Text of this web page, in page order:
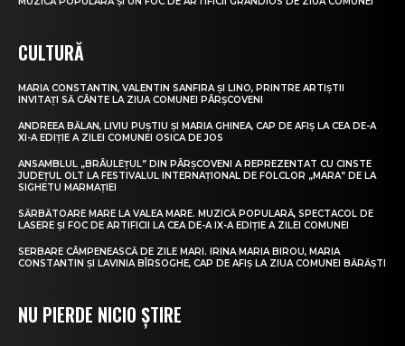
CULTURĂ
MARIA CONSTANTIN, VALENTIN SANFIRA ȘI LINO, PRINTRE ARTIȘTII
INVITAȚI SĂ CÂNTE LA ZIUA COMUNEI PÂRȘCOVENI
ANDREEA BĂLAN, LIVIU PUȘTIU ȘI MARIA GHINEA, CAP DE AFIȘ LA CEA DE-A
XI-A EDIȚIE A ZILEI COMUNEI OSICA DE JOS
ANSAMBLUL „BRÂULEȚUL” DIN PÂRȘCOVENI A REPREZENTAT CU CINSTE
JUDEȚUL OLT LA FESTIVALUL INTERNAȚIONAL DE FOLCLOR „MARA” DE LA
SIGHETU MARMAȚIEI
SĂRBĂTOARE MARE LA VALEA MARE. MUZICĂ POPULARĂ, SPECTACOL DE
LASERE ȘI FOC DE ARTIFICII LA CEA DE-A IX-A EDIȚIE A ZILEI COMUNEI
SERBARE CÂMPENEASCĂ DE ZILE MARI. IRINA MARIA BIROU, MARIA
CONSTANTIN ȘI LAVINIA BÎRSOGHE, CAP DE AFIȘ LA ZIUA COMUNEI BĂRĂȘTI
NU PIERDE NICIO ȘTIRE